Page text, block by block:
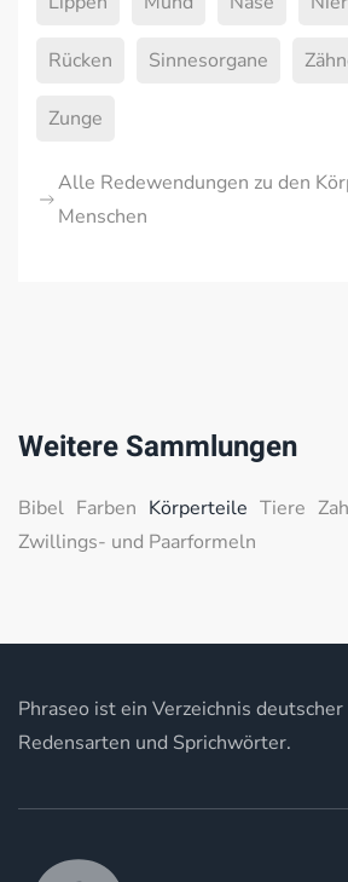
Rücken Sinnesorgane
Zunge
Alle Redewendungen zu den
Menschen
Weitere Sammlungen
Bibel Farben Körperteile Tiere
Zwillings- und Paarformeln
Phraseo ist ein Verzeichnis
Redensarten und Sprichwörter.